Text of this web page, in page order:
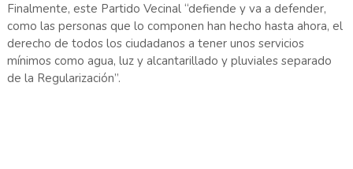
Finalmente, este Partido Vecinal “defiende y va a defender,
como las personas que lo componen han hecho hasta ahora, el
derecho de todos los ciudadanos a tener unos servicios
mínimos como agua, luz y alcantarillado y pluviales separado
de la Regularización”.